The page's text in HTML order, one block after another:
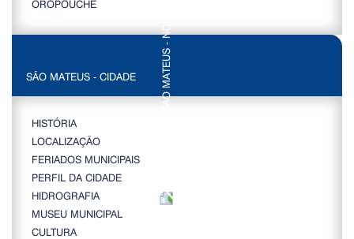
OROPOUCHE
SÃO MATEUS - CIDADE
HISTÓRIA
LOCALIZAÇÃO
FERIADOS MUNICIPAIS
PERFIL DA CIDADE
HIDROGRAFIA
MUSEU MUNICIPAL
CULTURA